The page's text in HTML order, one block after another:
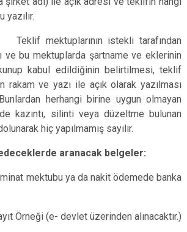
yazılır.
istekli tarafından
ve bu mektuplarda şartname ve eklerinin
kabul edildiğinin belirtilmesi, teklif
rakam ve yazı ile açık olarak yazılması
herhangi birine uygun olmayan
kazıntı, silinti veya düzeltme bulunan
hiç yapılmamış sayılır.
aranacak belgeler:
mektubu ya da nakit ödemede banka
Örneği (e- devlet üzerinden alınacaktır.)